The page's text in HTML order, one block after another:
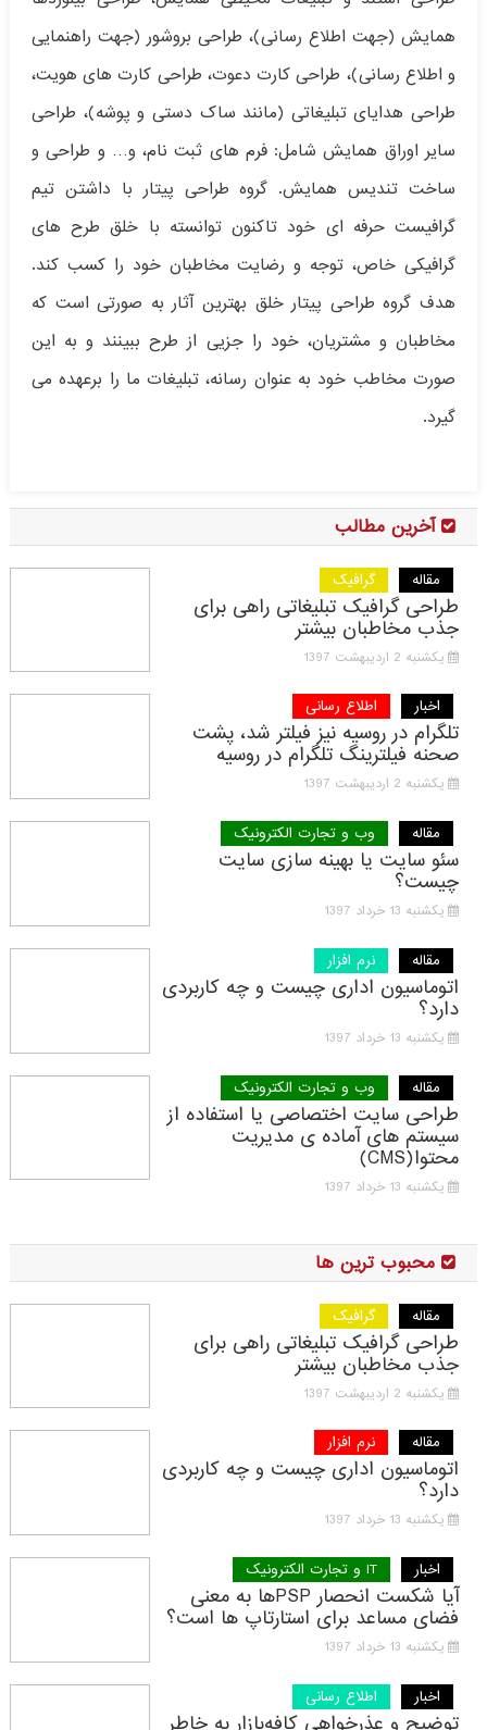
همایش (جهت اطلاع رسانی)، طراحی بروشور (جهت راهنمایی
و اطلاع رسانی)، طراحی کارت دعوت، طراحی کارت های هویت،
طراحی هدایای تبلیغاتی (مانند ساک دستی و پوشه)، طراحی
سایر اوراق همایش شامل: فرم های ثبت نام، و… و طراحی و
ساخت تندیس همایش. گروه طراحی پیتار با داشتن تیم
گرافیست حرفه ای خود تاکنون توانسته با خلق طرح های
گرافیکی خاص، توجه و رضایت مخاطبان خود را کسب کند.
هدف گروه طراحی پیتار خلق بهترین آثار به صورتی است که
مخاطبان و مشتریان، خود را جزیی از طرح ببینند و به این
صورت مخاطب خود به عنوان رسانه، تبلیغات ما را برعهده می
گیرد.
آخرین مطالب
مقاله گرافیک
طراحی گرافیک تبلیغاتی راهی برای
جذب مخاطبان بیشتر
یکشنبه 2 اردیبهشت 1397
اخبار اطلاع رسانی
تلگرام در روسیه نیز فیلتر شد، پشت
صحنه فیلترینگ تلگرام در روسیه
یکشنبه 2 اردیبهشت 1397
مقاله وب و تجارت الکترونیک
سئو سایت یا بهینه سازی سایت
چیست؟
یکشنبه 13 خرداد 1397
مقاله نرم افزار
اتوماسیون اداری چیست و چه کاربردی
دارد؟
یکشنبه 13 خرداد 1397
مقاله وب و تجارت الکترونیک
طراحی سایت اختصاصی یا استفاده از
سیستم های آماده ی مدیریت
محتوا(CMS)
یکشنبه 13 خرداد 1397
محبوب ترین ها
مقاله گرافیک
طراحی گرافیک تبلیغاتی راهی برای
جذب مخاطبان بیشتر
یکشنبه 2 اردیبهشت 1397
مقاله نرم افزار
اتوماسیون اداری چیست و چه کاربردی
دارد؟
یکشنبه 13 خرداد 1397
اخبار IT و تجارت الکترونیک
آیا شکست انحصار PSPها به معنی
فضای مساعد برای استارتاپ ها است؟
یکشنبه 13 خرداد 1397
اخبار اطلاع رسانی
توضیح و عذرخواهی کافه‌بازار به خاطر